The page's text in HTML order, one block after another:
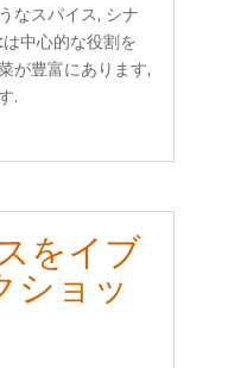
なスパイス, シナ
中心的な役割を
が豊富にあります,
.
をイブ
ショッ